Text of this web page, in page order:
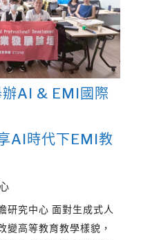
辦AI & EMI國際
AI時代下EMI教
研究中心 面對生成式人
高等教育教學樣貌，